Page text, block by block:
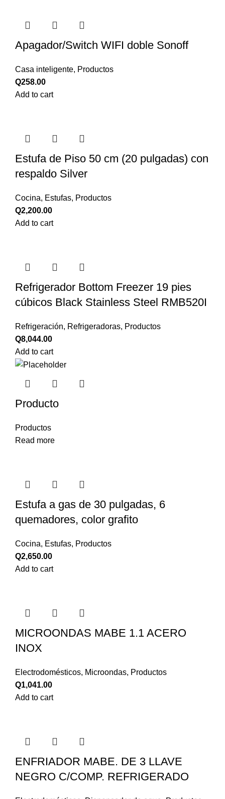
Apagador/Switch WIFI doble Sonoff
Casa inteligente, Productos
Q258.00
Add to cart
Estufa de Piso 50 cm (20 pulgadas) con
respaldo Silver
Cocina, Estufas, Productos
Q2,200.00
Add to cart
Refrigerador Bottom Freezer 19 pies
cúbicos Black Stainless Steel RMB520I
Refrigeración, Refrigeradoras, Productos
Q8,044.00
Add to cart
Producto
Productos
Read more
Estufa a gas de 30 pulgadas, 6
quemadores, color grafito
Cocina, Estufas, Productos
Q2,650.00
Add to cart
MICROONDAS MABE 1.1 ACERO
INOX
Electrodomésticos, Microondas, Productos
Q1,041.00
Add to cart
ENFRIADOR MABE. DE 3 LLAVE
NEGRO C/COMP. REFRIGERADO